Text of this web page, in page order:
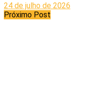
24 de julho de 2026
Próximo Post